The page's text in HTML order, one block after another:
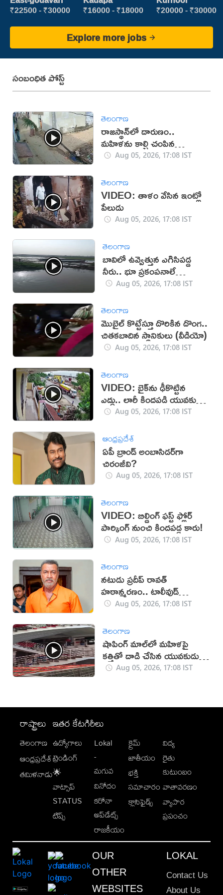
₹22500 - ₹30000 ₹16000 - ₹18000 Executive
₹20000 - ₹30000
Explore more jobs
సంబంధిత పోస్ట్
తెలంగాణ
రాజస్థాన్‌లో దారుణం..
మహిళను కాల్చి చంపిన
యువకుడు (వీడియో)
Aug 05, 2026, 17:08 IST
తెలంగాణ
VIDEO: తాళం వేసిన ఇంట్లో
పేలుడు
Aug 05, 2026, 17:08 IST
తెలంగాణ
బావిలో ఉవ్వెత్తున ఎగిసిపడ్డ
నీరు.. భూ ప్రకంపనాలే
కారణమా?
Aug 05, 2026, 17:08 IST
తెలంగాణ
మొబైల్ కొట్టేస్తూ దొరికిన దొంగ..
చితకబాదిన స్థానికులు (వీడియో)
Aug 05, 2026, 17:08 IST
తెలంగాణ
VIDEO: బైక్‌ను ఢీకొట్టిన
ఎద్దు.. లారీ కిందపడి యువకుడు
మృతి!Aug 05, 2026, 17:08 IST
ఆంధ్రప్రదేశ్
ఏపీ బ్రాండ్ అంబాసిడర్‌గా
చిరంజీవి?
Aug 05, 2026, 17:08 IST
తెలంగాణ
VIDEO: బిల్డింగ్ ఫస్ట్ ఫ్లోర్
పార్కింగ్ నుంచి కిందపడ్డ కారు!
Aug 05, 2026, 17:08 IST
తెలంగాణ
నటుడు ప్రదీప్ రావత్
హఠాన్మరణం.. టాలీవుడ్
స్పందనపై విమర్శలు
Aug 05, 2026, 17:08 IST
తెలంగాణ
షాపింగ్ మాల్‌లో మహిళపై
కత్తితో దాడి చేసిన యువకుడు
(వీడియో)
Aug 05, 2026, 17:08 IST
రాష్ట్రాలు
తెలంగాణ
ఆంధ్రప్రదేశ్
తమిళనాడు
ఇతర కేటగిరీలు
ఉద్యోగాలు
ట్రెండింగ్
🌟
వాట్సాప్
STATUS
టిప్స్
Lokal
-
మగువ
వినోదం
కరోనా
అప్‌డేట్స్
రాజకీయం
క్రైమ్
జాతీయం
భక్తి
సమాచారం
క్లాసిఫైడ్స్
విద్య
రైతు
కుటుంబం
వాతావరణం
వ్యాపార
ప్రపంచం
OUR
OTHER
WEBSITES
LOKAL
Contact Us
About Us